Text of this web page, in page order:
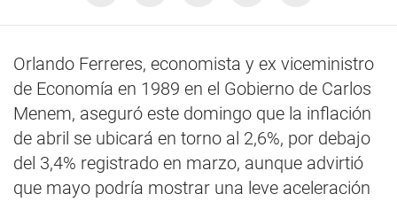
Orlando Ferreres, economista y ex viceministro
de Economía en 1989 en el Gobierno de Carlos
Menem, aseguró este domingo que la inflación
de abril se ubicará en torno al 2,6%, por debajo
del 3,4% registrado en marzo, aunque advirtió
que mayo podría mostrar una leve aceleración